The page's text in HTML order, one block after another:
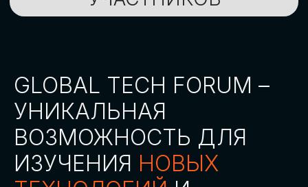
СКАЧАТЬ ПРОГРАММУ
СТАТЬ СПИКЕРОМ
Оставьте заявку, наши менеджеры